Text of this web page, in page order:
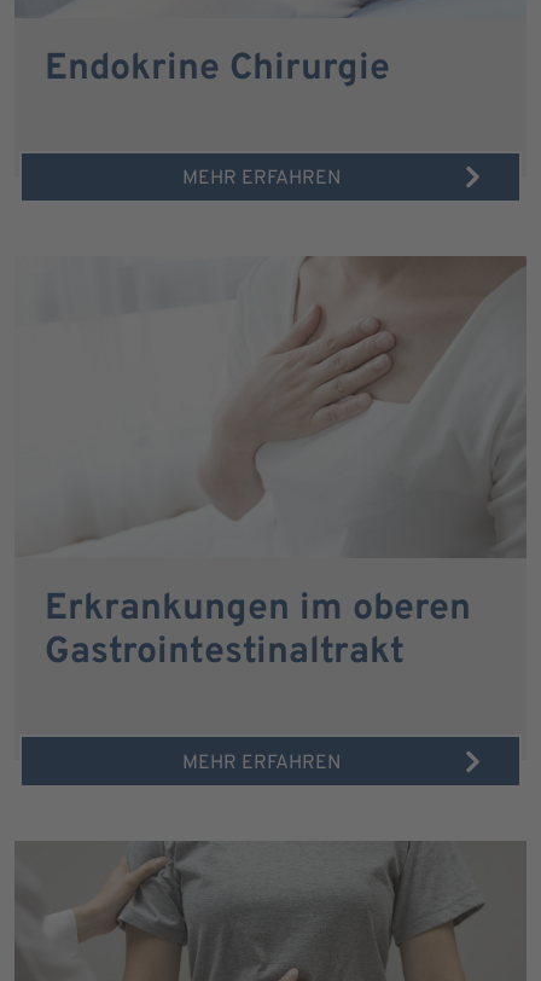
Endokrine Chirurgie
MEHR ERFAHREN
Erkrankungen im oberen
Gastrointestinaltrakt
MEHR ERFAHREN